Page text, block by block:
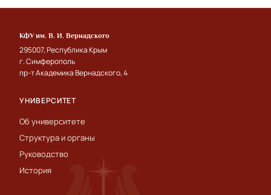
КФУ им. В. И. Вернадского
295007, Республика Крым
г. Симферополь
пр-т Академика Вернадского, 4
УНИВЕРСИТЕТ
Об университете
Структура и органы
Руководство
История